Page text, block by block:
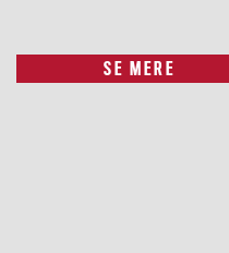
SE MERE